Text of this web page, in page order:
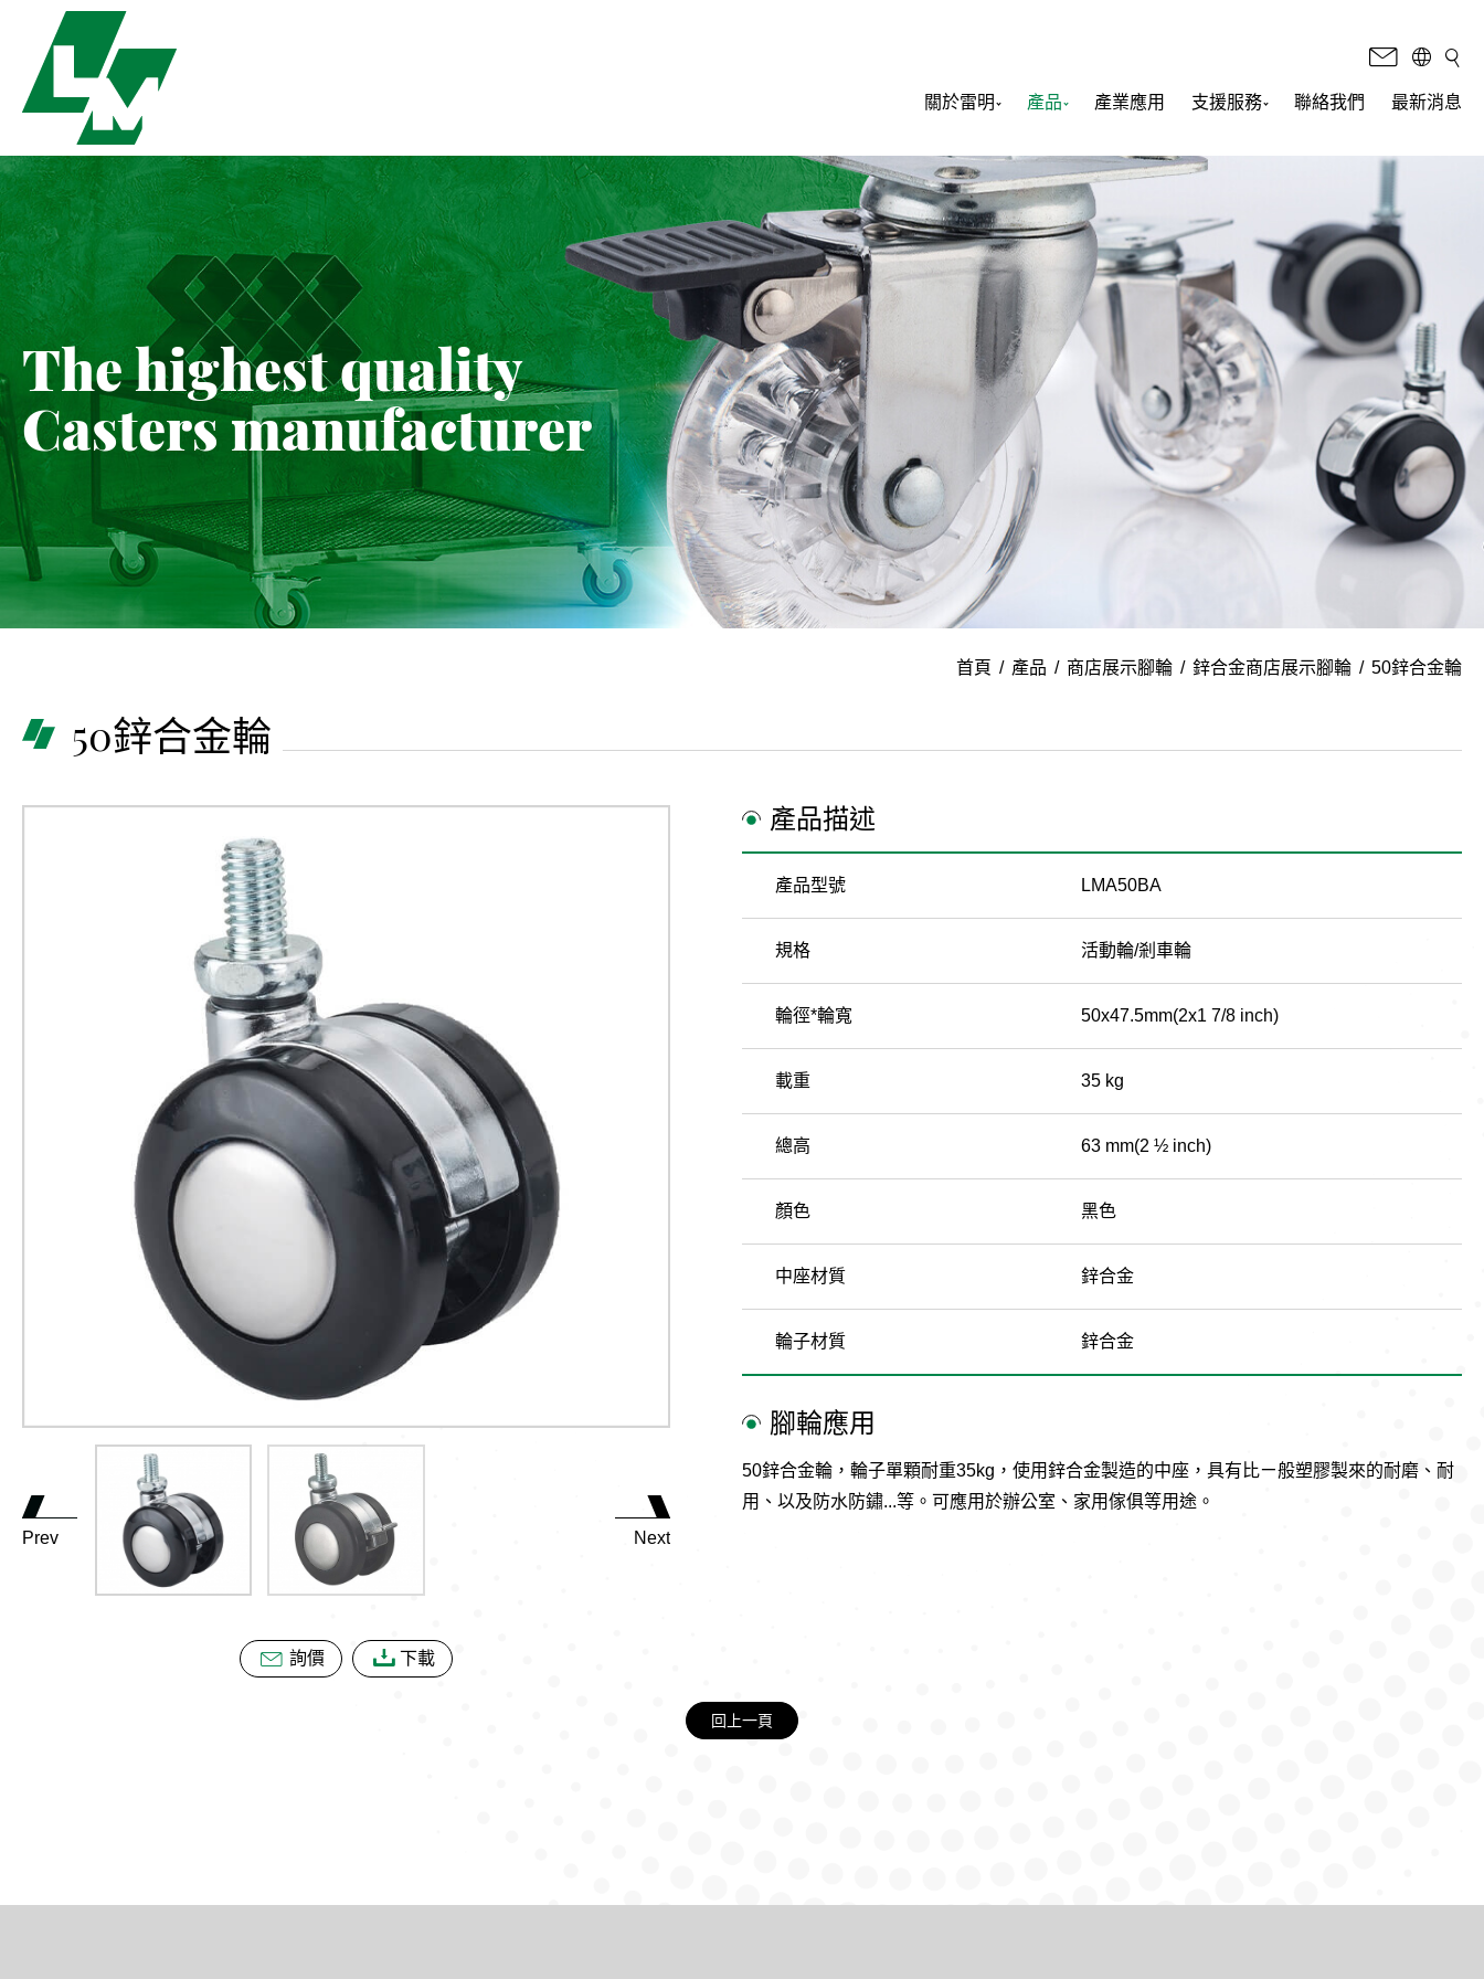
關於雷明 產品 產業應用 支援服務 聯絡我們 最新消息
The highest quality
Casters manufacturer
首頁 產品 商店展示腳輪 鋅合金商店展示腳輪 50鋅合金輪
50鋅合金輪
Next
Prev
詢價 下載
產品描述
產品型號 LMA50BA
規格 活動輪/剎車輪
輪徑*輪寬 50x47.5mm(2x1 7/8 inch)
載重 35 kg
總高 63 mm(2 ½ inch)
顏色 黑色
中座材質 鋅合金
輪子材質 鋅合金
腳輪應用
50鋅合金輪，輪子單顆耐重35kg，使用鋅合金製造的中座，具有比ㄧ般塑膠製來的耐磨、耐
用、以及防水防鏽...等。可應用於辦公室、家用傢俱等用途。
回上一頁